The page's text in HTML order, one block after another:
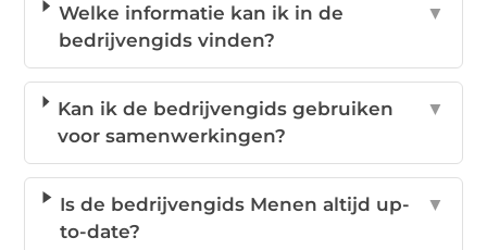
Welke informatie kan ik in de
bedrijvengids vinden?
▼
Kan ik de bedrijvengids gebruiken
voor samenwerkingen?
▼
Is de bedrijvengids Menen altijd up-
to-date?
▼